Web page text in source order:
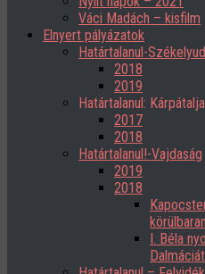
Váci Madách – kisfilm
Elnyert pályázatok
Határtalanul-
2018
2019
Határtalanul: Kárpátalja
2017
2018
Határtalanul!-Vajdaság
2019
2018
I. Béla
Dalmáciát